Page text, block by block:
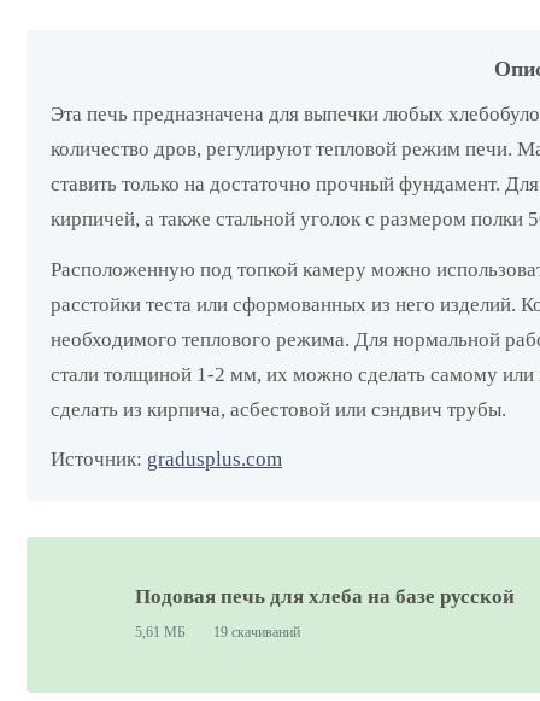
Эта печь предназначена для выпечки любых
количество дров, регулируют тепловой режим печи.
ставить только на достаточно прочный фундамент.
кирпичей, а также стальной уголок с размером полки
Расположенную под топкой камеру можно
расстойки теста или сформованных из него изделий.
необходимого теплового режима. Для нормальной
стали толщиной 1-2 мм, их можно сделать самому
сделать из кирпича, асбестовой или сэндвич трубы.
Источник: gradusplus.com
Подовая печь для хлеба на базе русской
5,61 МБ 19 скачиваний